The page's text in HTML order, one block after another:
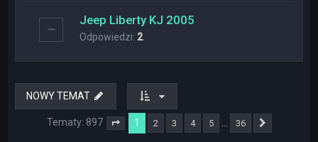
Jeep Liberty KJ 2005
Odpowiedzi: 2
NOWY TEMAT
Tematy: 897 Strona 1z 36
1 2 3 4 5 … 36